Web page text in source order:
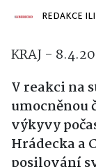
REDAKCE
KRAJ -
V reakci na
výkyvy
Hrádecka a